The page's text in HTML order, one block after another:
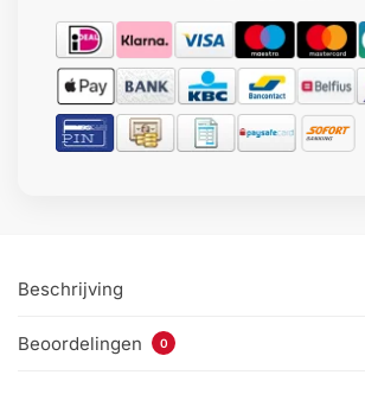
Beschrijving
Beoordelingen 0